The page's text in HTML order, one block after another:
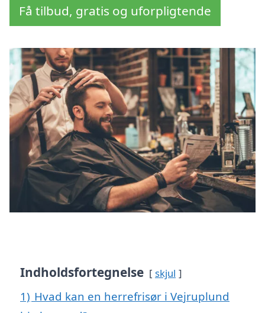
Få tilbud, gratis og uforpligtende
Indholdsfortegnelse skjul
1) Hvad kan en herrefrisør i Vejruplund